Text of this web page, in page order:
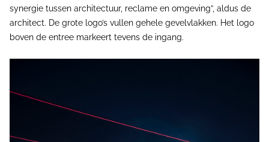
synergie tussen architectuur, reclame en omgeving”, aldus de
architect. De grote logo’s vullen gehele gevelvlakken. Het logo
boven de entree markeert tevens de ingang.